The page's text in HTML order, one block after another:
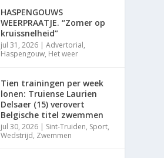
HASPENGOUWS
WEERPRAATJE. “Zomer op
kruissnelheid”
jul 31, 2026 |Advertorial,
Haspengouw, Het weer
Tien trainingen per week
lonen: Truiense Laurien
Delsaer (15) verovert
Belgische titel zwemmen
jul 30, 2026 | Sint-Truiden, Sport,
Wedstrijd, Zwemmen